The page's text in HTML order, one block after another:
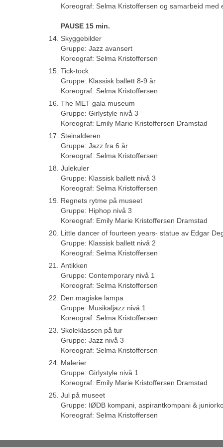
Koreograf: Selma Kristoffersen og samarbeid med
PAUSE 15 min.
Skyggebilder
Gruppe: Jazz avansert
Koreograf: Selma Kristoffersen
Tick-tock
Gruppe: Klassisk ballett 8-9 år
Koreograf: Selma Kristoffersen
The MET gala museum
Gruppe: Girlystyle nivå 3
Koreograf: Emily Marie Kristoffersen Dramstad
Steinalderen
Gruppe: Jazz fra 6 år
Koreograf: Selma Kristoffersen
Julekuler
Gruppe: Klassisk ballett nivå 3
Koreograf: Selma Kristoffersen
Regnets rytme på museet
Gruppe: Hiphop nivå 3
Koreograf: Emily Marie Kristoffersen Dramstad
Little dancer of fourteen years- statue av Edgar
Gruppe: Klassisk ballett nivå 2
Koreograf: Selma Kristoffersen
Antikken
Gruppe: Contemporary nivå 1
Koreograf: Selma Kristoffersen
Den magiske lampa
Gruppe: Musikaljazz nivå 1
Koreograf: Selma Kristoffersen
Skoleklassen på tur
Gruppe: Jazz nivå 3
Koreograf: Selma Kristoffersen
Malerier
Gruppe: Girlystyle nivå 1
Koreograf: Emily Marie Kristoffersen Dramstad
Jul på museet
Gruppe: IØDB kompani, aspirantkompani &
Koreograf: Selma Kristoffersen